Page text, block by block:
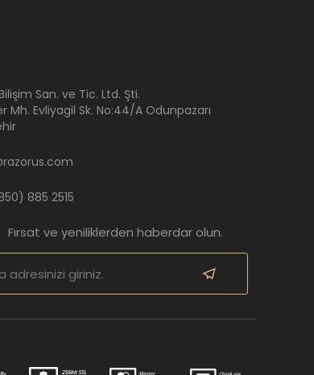
Bilişim San. ve Tic. Ltd. Şti.
Mh. Evliyagil Sk. No:44/A Odunpazarı
885 2515
Fırsat ve yeniliklerden haberdar olun.